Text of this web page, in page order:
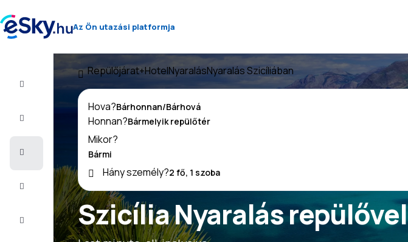
Az Ön utazási platformja
2026/27
Repülőjárat+HotelNyaralásNyaralás Szicíliában
Szicília Nyaralás repülővel
Hova?
Honnan?
Mikor?
Hány személy?